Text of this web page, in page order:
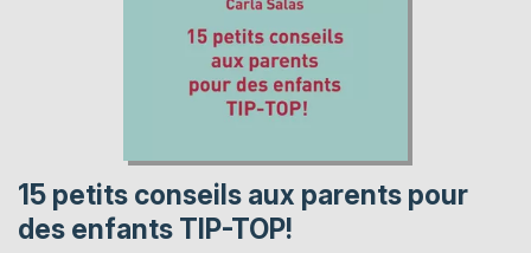
15 petits conseils aux parents pour
des enfants TIP-TOP!